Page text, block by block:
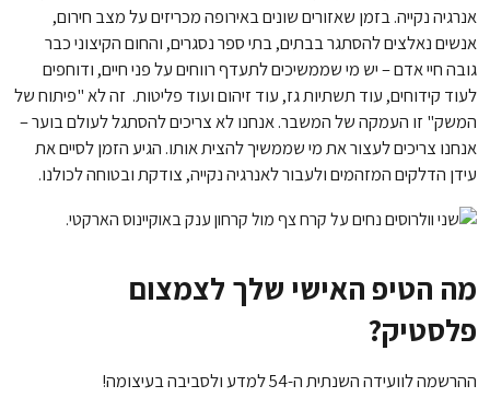
אנרגיה נקייה. בזמן שאזורים שונים באירופה מכריזים על מצב חירום,
אנשים נאלצים להסתגר בבתים, בתי ספר נסגרים, והחום הקיצוני כבר
גובה חיי אדם – יש מי שממשיכים לתעדף רווחים על פני חיים, ודוחפים
לעוד קידוחים, עוד תשתיות גז, עוד זיהום ועוד פליטות. זה לא "פיתוח של
המשק" זו העמקה של המשבר. אנחנו לא צריכים להסתגל לעולם בוער –
אנחנו צריכים לעצור את מי שממשיך להצית אותו. הגיע הזמן לסיים את
עידן הדלקים המזהמים ולעבור לאנרגיה נקייה, צודקת ובטוחה לכולנו.
מה הטיפ האישי שלך לצמצום
פלסטיק?
ההרשמה לוועידה השנתית ה-54 למדע ולסביבה בעיצומה!